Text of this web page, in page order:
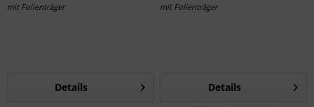
mit Folienträger
Details
mit Folienträger
Details